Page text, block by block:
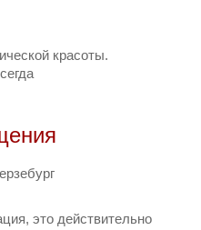
красоты.
это действительно